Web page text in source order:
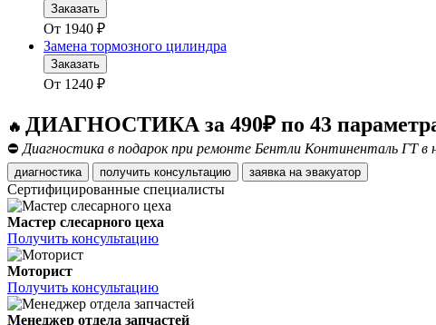
Заказать
От 1940 ₽
Замена тормозного цилиндра
Заказать
От 1240 ₽
🔥 ДИАГНОСТИКА за 490₽ по 43
⛔ Диагностика в подарок при ремонте Бентли Континенталь ГТ в
диагностика получить консультацию заявка на эвакуатор
Сертифицированные специалисты
Мастер слесарного цеха
Получить консультацию
Моторист
Получить консультацию
Менеджер отдела запчастей